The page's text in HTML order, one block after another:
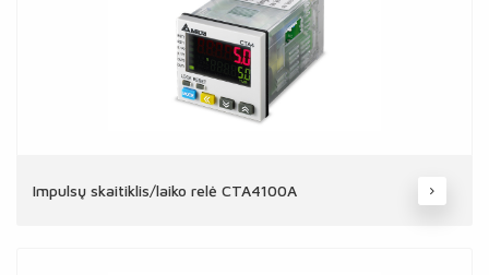
Impulsų skaitiklis/laiko relė CTA4100A